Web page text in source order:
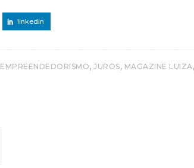
linkedin
EMPREENDEDORISMO, JUROS, MAGAZINE LUIZA,